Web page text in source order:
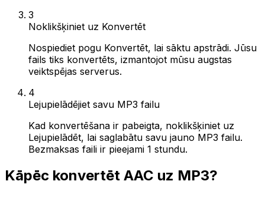
3
Noklikšķiniet uz Konvertēt
Nospiediet pogu Konvertēt, lai sāktu apstrādi. Jūsu
fails tiks konvertēts, izmantojot mūsu augstas
veiktspējas serverus.
4
Lejupielādējiet savu MP3 failu
Kad konvertēšana ir pabeigta, noklikšķiniet uz
Lejupielādēt, lai saglabātu savu jauno MP3 failu.
Bezmaksas faili ir pieejami 1 stundu.
Kāpēc konvertēt AAC uz MP3?